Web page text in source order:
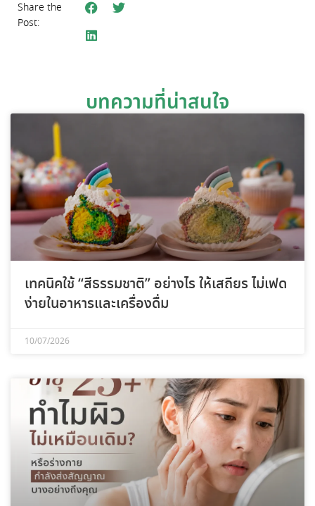
Share the
Post:
บทความที่น่าสนใจ
เทคนิคใช้ “สีธรรมชาติ” อย่างไร ให้เสถียร ไม่เฟด
ง่ายในอาหารและเครื่องดื่ม
10/07/2026